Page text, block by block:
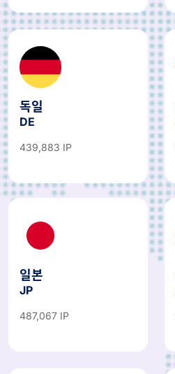
독일
DE
439,883 IP
일본
JP
487,067 IP